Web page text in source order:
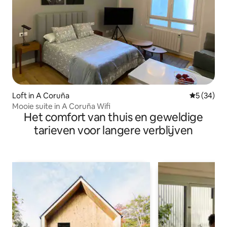
Loft in A Coruña
5 (34)
Mooie suite in A Coruña Wifi
Het comfort van thuis en geweldige
tarieven voor langere verblijven